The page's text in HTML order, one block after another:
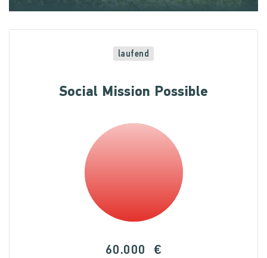
laufend
Social Mission Possible
60.000 €